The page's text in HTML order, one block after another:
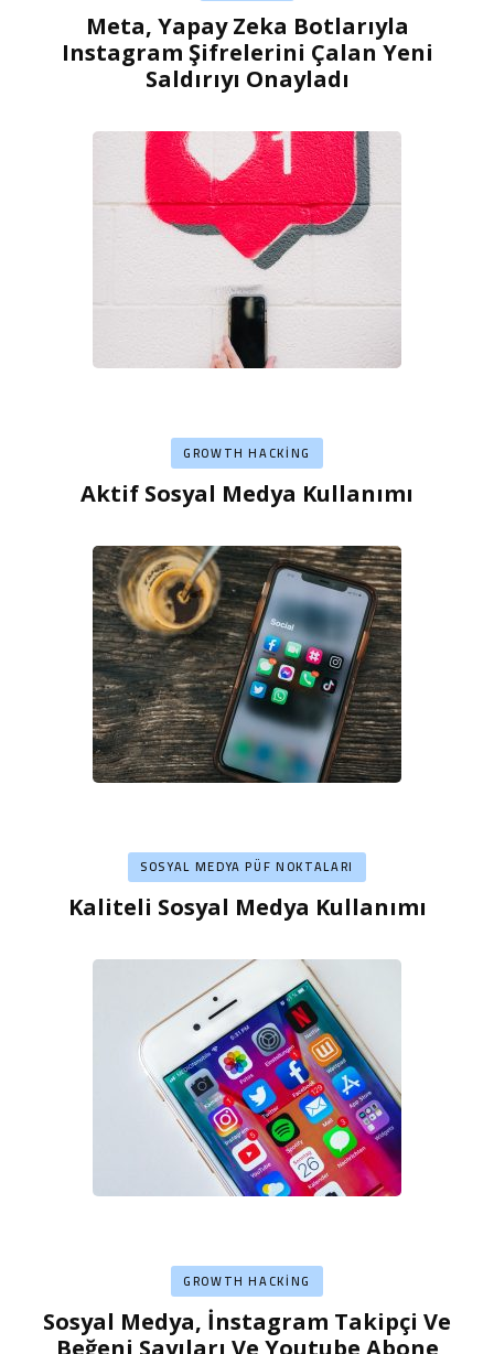
Meta, Yapay Zeka Botlarıyla
Instagram Şifrelerini Çalan Yeni
Saldırıyı Onayladı
GROWTH HACKING
Aktif Sosyal Medya Kullanımı
SOSYAL MEDYA PÜF NOKTALARI
Kaliteli Sosyal Medya Kullanımı
GROWTH HACKING
Sosyal Medya, İnstagram Takipçi Ve
Beğeni Sayıları Ve Youtube Abone